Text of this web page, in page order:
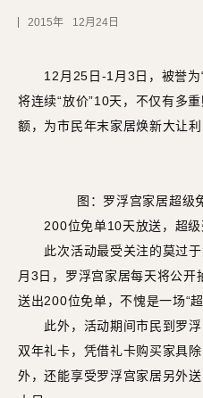
12月24日
2015
12月25日-1月3日，被誉为“
将连续“放价”10天，不仅有多
额，为市民年末家居焕新大让利
图：罗浮宫家居超级
200位免单10天放送，超级
此次活动最受关注的莫过于
月3日，罗浮宫家居每天将公
送出200位免单，不愧是一场“超
此外，活动期间市民到罗浮
双年礼卡，凭借礼卡购买家具
外，还能享受罗浮宫家居另外